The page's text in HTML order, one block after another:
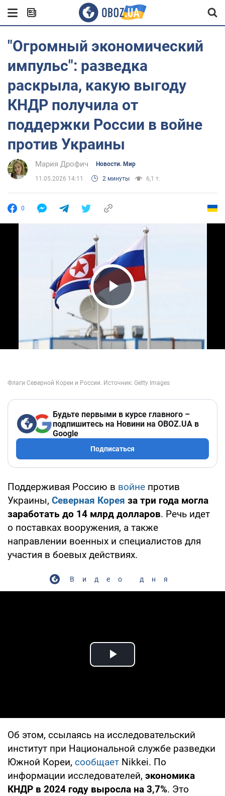
"Огромный экономический
импульс": разведка
раскрыла, какую выгоду
КНДР получила от
поддержки России в войне
против Украины
Мария Дрофич Новости. Мир
11.05.2026 14:11 2 минуты 6,1 т.
0
Play Video
Будьте первыми в курсе главного –
подпишитесь на Новини на OBOZ.UA в
Google
Подписаться
Поддерживая Россию в войне против
Украины, Северная Корея за три года могла
заработать до 14 млрд долларов. Речь идет
о поставках вооружения, а также
направлении военных и специалистов для
участия в боевых действиях.
Видео дня
Play Video
Об этом, ссылаясь на исследовательский
институт при Национальной службе разведки
Южной Кореи, сообщает Nikkei. По
информации исследователей, экономика
КНДР в 2024 году выросла на 3,7%. Это